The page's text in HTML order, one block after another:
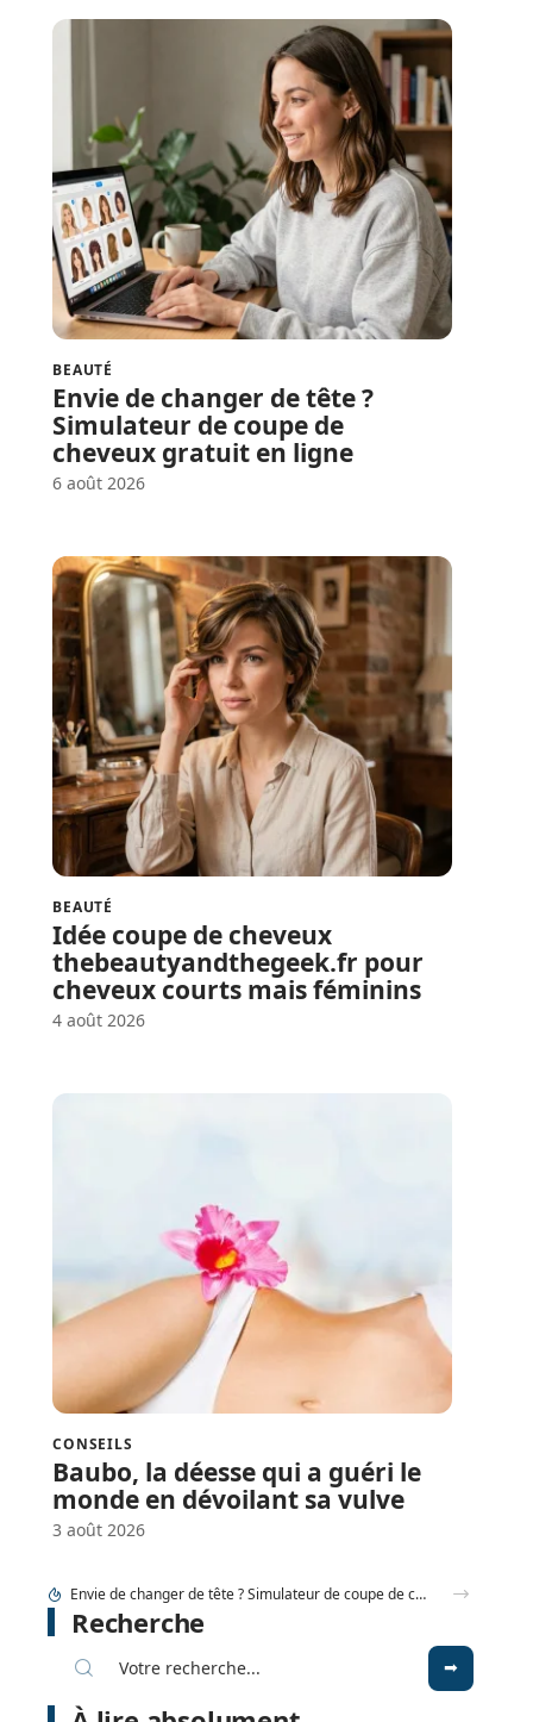
BEAUTÉ
Envie de changer de tête ?
Simulateur de coupe de
cheveux gratuit en ligne
6 août 2026
BEAUTÉ
Idée coupe de cheveux
thebeautyandthegeek.fr pour
cheveux courts mais féminins
4 août 2026
CONSEILS
Baubo, la déesse qui a guéri le
monde en dévoilant sa vulve
3 août 2026
Idée coupe de cheveux thebeautyandthegeek.fr pour cheveux courts mais féminins
Recherche